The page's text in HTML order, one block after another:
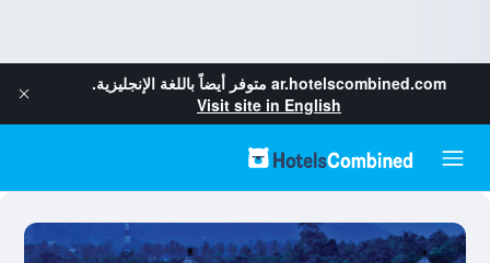
ar.hotelscombined.com متوفر أيضاً باللغة الإنجليزية.
Visit site in English